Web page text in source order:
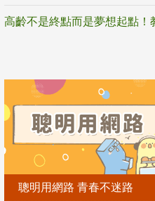
聰明用網路 青春不迷路